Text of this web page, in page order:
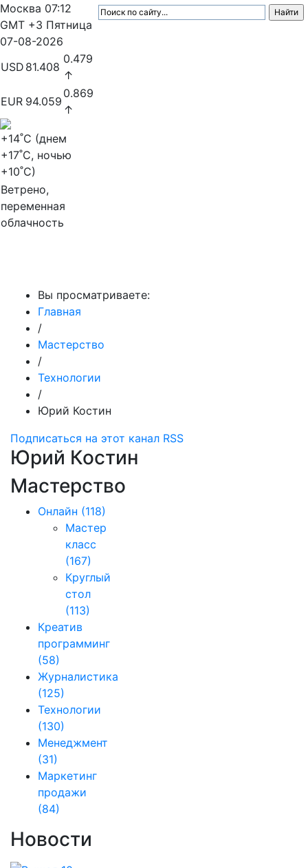
Москва 07:12
GMT +3 Пятница
07-08-2026
USD 81.408
0.479
↑
EUR 94.059
0.869
↑
+14˚C (днем
+17˚C, ночью
+10˚C)
Ветрено,
переменная
облачность
Вы просматриваете:
Главная
/
Мастерство
/
Технологии
/
Юрий Костин
Подписаться на этот канал RSS
Юрий Костин
Мастерство
Онлайн (118)
Мастер
класс
(167)
Круглый
стол
(113)
Креатив
программинг
(58)
Журналистика
(125)
Технологии
(130)
Менеджмент
(31)
Маркетинг
продажи
(84)
Новости